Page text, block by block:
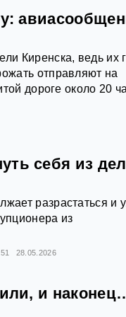
Киренска, ведь их
отправляют на
дороге около 20
себя из
разрастаться и
из
28.05.2026
и